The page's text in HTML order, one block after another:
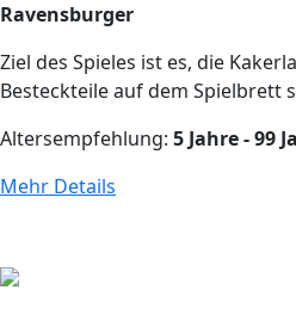
Ravensburger
Ziel des Spieles ist es, die
Besteckteile auf dem Spielbrett
Altersempfehlung: 5 Jahre - 99
Mehr Details